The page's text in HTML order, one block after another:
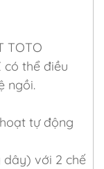
TOTO
có thể điều
ngồi.
tự động
dây) với 2 chế